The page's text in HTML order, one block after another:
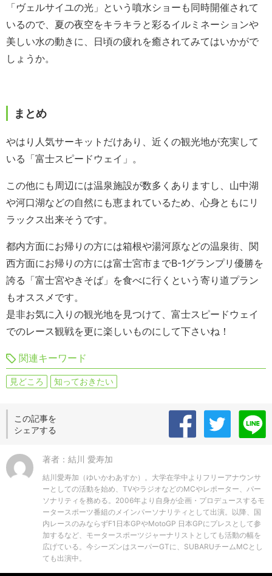
「ヴェルサイユの光」という噴水ショーも同時開催されて
いるので、夏の夜空をキラキラと彩るイルミネーションや
美しい水の動きに、日頃の疲れを癒されてみてはいかがで
しょうか。
まとめ
やはり人気サーキットだけあり、近くの観光地が充実して
いる「富士スピードウェイ」。
この他にも周辺には温泉施設が数多くありますし、山中湖
や河口湖などの自然にも恵まれているため、心身ともにリ
ラックス出来そうです。
都内方面にお帰りの方には箱根や湯河原などの温泉街、関
西方面にお帰りの方には富士宮市までB-1グランプリ優勝を
誇る「富士宮やきそば」を食べに行くという寄り道プラン
もオススメです。
是非お気に入りの観光地を見つけて、富士スピードウェイ
でのレース観戦を更に楽しいものにして下さいね！
関連キーワード
見どころ 知っておきたい
この記事を
シェアする
著者：結川 愛寿加
結川愛寿加（ゆいかわあすか）。大学在学中よりフリーアナウンサ
ーとしての活動を始め、TVやラジオなどのMCやレポーター、パー
ソナリティを務める。2006年より自身が企画・プロデュースするモ
ータースポーツ番組のメインパーソナリティとして出演。以降、国
内レースのみならずF1日本GPやMotoGP 日本GPにプレスとして参
加するなど、モータースポーツジャーナリストとしても活動の幅を
広げている。今シーズンはスーパーGTに、SUBARUチームMCとし
ても出演中。